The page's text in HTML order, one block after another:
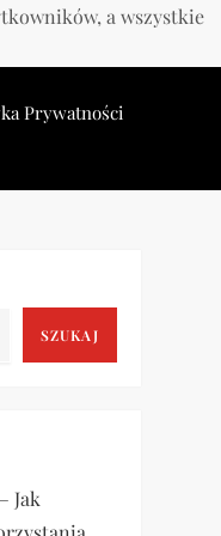
a wszystkie
Prywatności
SZUKAJ
Jak